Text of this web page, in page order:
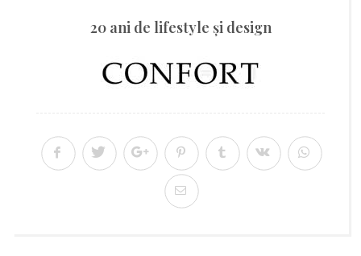
20 ani de lifestyle şi design